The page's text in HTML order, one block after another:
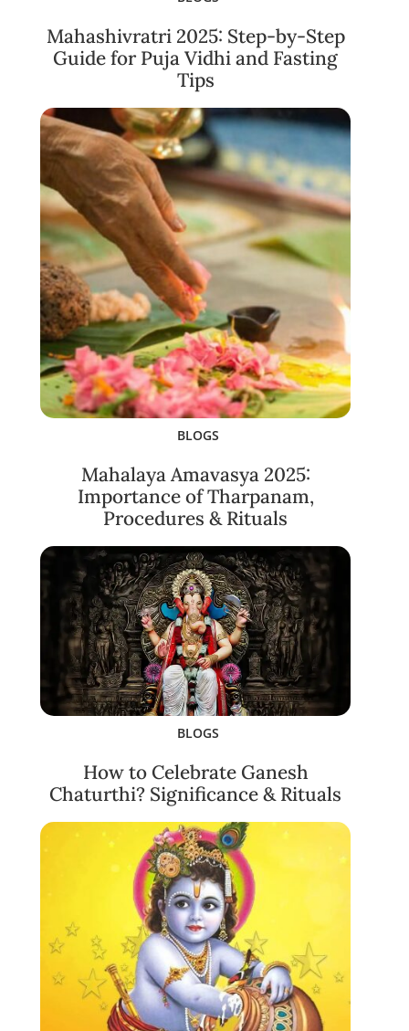
Mahashivratri 2025: Step-by-Step
Guide for Puja Vidhi and Fasting
Tips
BLOGS
Mahalaya Amavasya 2025:
Importance of Tharpanam,
Procedures & Rituals
BLOGS
How to Celebrate Ganesh
Chaturthi? Significance & Rituals